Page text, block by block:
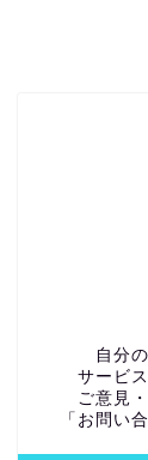
自分の気
サービス
ご意見・
「お問い合